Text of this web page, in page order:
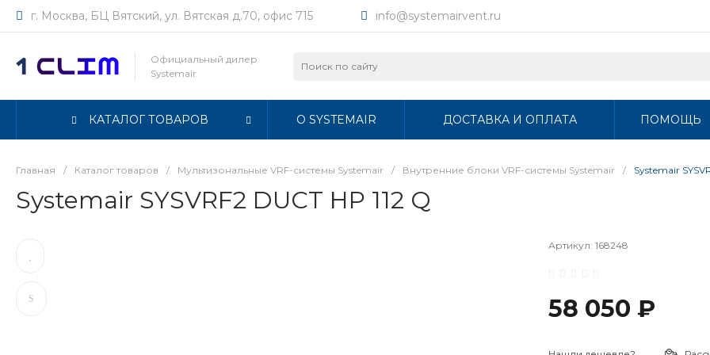
г. Москва, БЦ Вятский, ул. Вятская д.70, офис 715 info@systemairvent.ru
Официальный дилер
Systemair
КАТАЛОГ ТОВАРОВ О SYSTEMAIR ДОСТАВКА И ОПЛАТА ПОМОЩЬ
Главная / Каталог товаров / Мультизональные VRF-системы Systemair / Внутренние блоки VRF-системы Systemair / Systemair
Systemair SYSVRF2 DUCT HP 112 Q
Артикул: 168248
58 050 ₽